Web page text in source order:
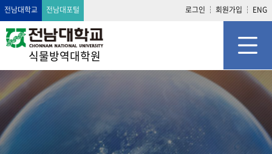
전남대학교 전남대포털 로그인 회원가입 ENG
식물방역대학원